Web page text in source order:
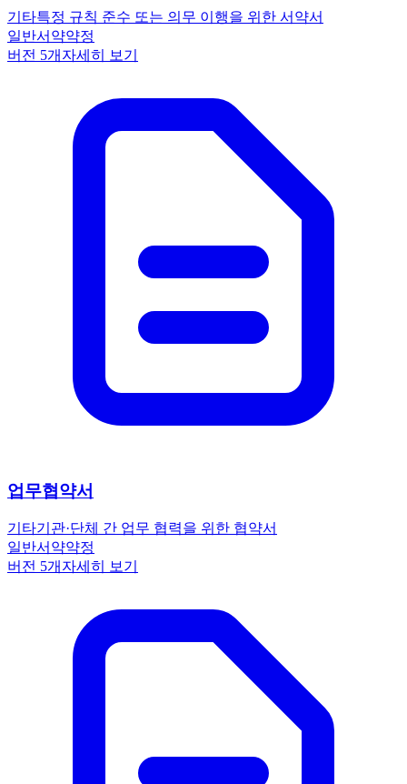
기타특정 규칙 준수 또는 의무 이행을 위한 서약서
일반서약약정
버전 5개 자세히 보기
업무협약서
기타기관·단체 간 업무 협력을 위한 협약서
일반서약약정
버전 5개 자세히 보기